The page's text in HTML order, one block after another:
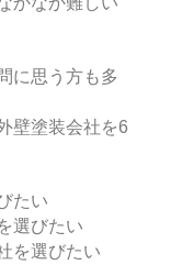
に思う方も多
壁塗装会社を6
たい
選びたい
を選びたい